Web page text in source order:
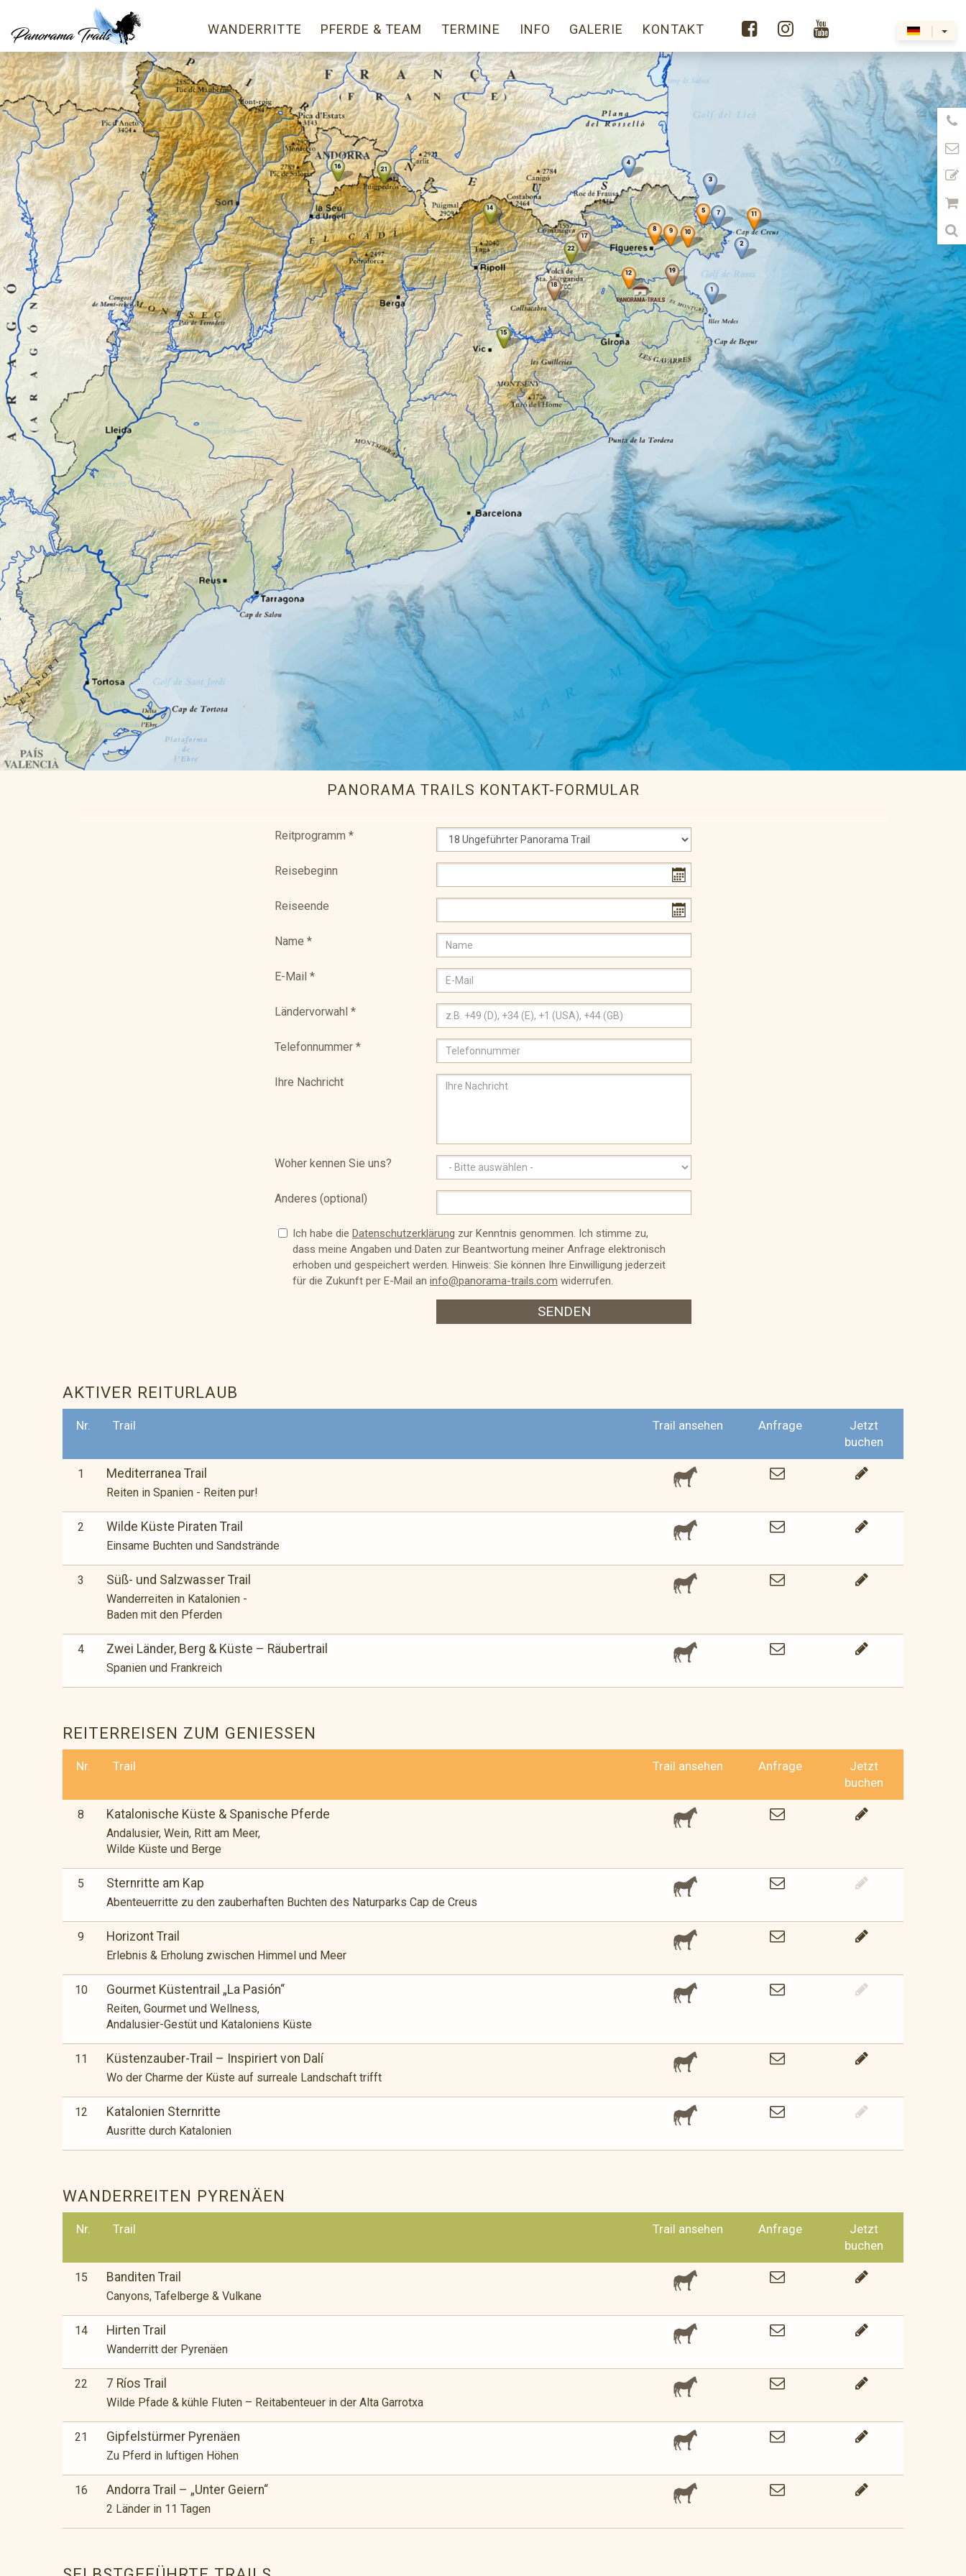
WANDERRITTE PFERDE & TEAM TERMINE INFO GALERIE KONTAKT    |
PANORAMA TRAILS KONTAKT-FORMULAR
Reitprogramm *
Reisebeginn
Reiseende
Name *
E-Mail *
Ländervorwahl *
Telefonnummer *
Ihre Nachricht
Woher kennen Sie uns?
Anderes (optional)
Ich habe die Datenschutzerklärung zur Kenntnis genommen. Ich stimme zu,
dass meine Angaben und Daten zur Beantwortung meiner Anfrage elektronisch
erhoben und gespeichert werden. Hinweis: Sie können Ihre Einwilligung jederzeit
für die Zukunft per E-Mail an info@panorama-trails.com widerrufen.
SENDEN
AKTIVER REITURLAUB
Nr. Trail Trail ansehen Anfrage
Jetzt
buchen
1 Mediterranea Trail
Reiten in Spanien - Reiten pur!
2 Wilde Küste Piraten Trail
Einsame Buchten und Sandstrände
3 Süß- und Salzwasser Trail
Wanderreiten in Katalonien -
Baden mit den Pferden
4 Zwei Länder, Berg & Küste – Räubertrail
Spanien und Frankreich
REITERREISEN ZUM GENIESSEN
Nr. Trail Trail ansehen Anfrage
Jetzt
buchen
8 Katalonische Küste & Spanische Pferde
Andalusier, Wein, Ritt am Meer,
Wilde Küste und Berge
5 Sternritte am Kap
Abenteuerritte zu den zauberhaften Buchten des Naturparks Cap de Creus
9 Horizont Trail
Erlebnis & Erholung zwischen Himmel und Meer
10 Gourmet Küstentrail „La Pasión“
Reiten, Gourmet und Wellness,
Andalusier-Gestüt und Kataloniens Küste
11 Küstenzauber-Trail – Inspiriert von Dalí
Wo der Charme der Küste auf surreale Landschaft trifft
12 Katalonien Sternritte
Ausritte durch Katalonien
WANDERREITEN PYRENÄEN
Nr. Trail Trail ansehen Anfrage
Jetzt
buchen
15 Banditen Trail
Canyons, Tafelberge & Vulkane
14 Hirten Trail
Wanderritt der Pyrenäen
22 7 Ríos Trail
Wilde Pfade & kühle Fluten – Reitabenteuer in der Alta Garrotxa
21 Gipfelstürmer Pyrenäen
Zu Pferd in luftigen Höhen
16 Andorra Trail – „Unter Geiern“
2 Länder in 11 Tagen